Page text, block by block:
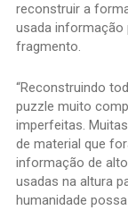
reconstruir a
usada informação
fragmento.
“Reconstruindo
puzzle muito
imperfeitas.
de material que
informação de
usadas na altura
humanidade